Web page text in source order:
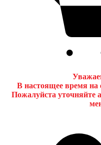
В настоящее время на
Пожалуйста уточняйте